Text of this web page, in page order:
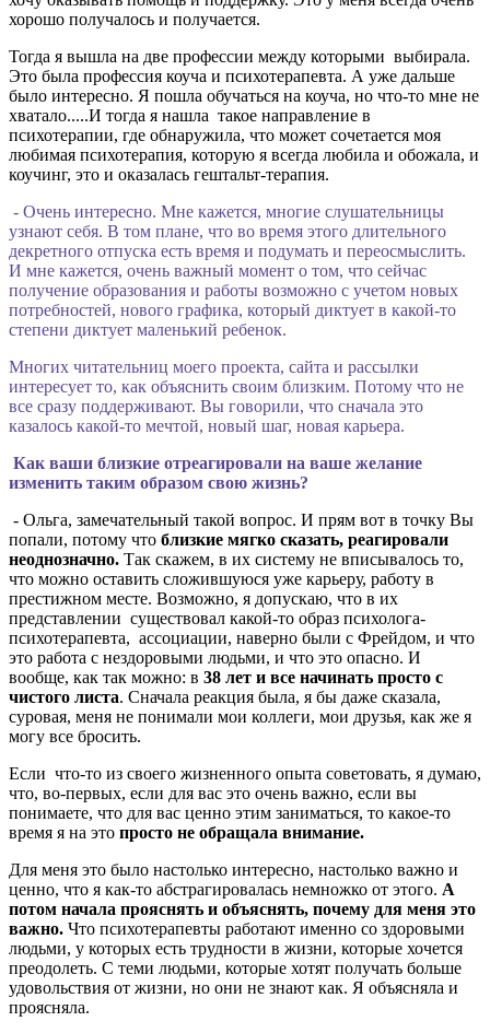
хорошо получалось и получается.
Тогда я вышла на две профессии между которыми выбирала.
Это была профессия коуча и психотерапевта. А уже дальше
было интересно. Я пошла обучаться на коуча, но что-то мне не
хватало.....И тогда я нашла такое направление в
психотерапии, где обнаружила, что может сочетается моя
любимая психотерапия, которую я всегда любила и обожала, и
коучинг, это и оказалась гештальт-терапия.
- Очень интересно. Мне кажется, многие слушательницы
узнают себя. В том плане, что во время этого длительного
декретного отпуска есть время и подумать и переосмыслить.
И мне кажется, очень важный момент о том, что сейчас
получение образования и работы возможно с учетом новых
потребностей, нового графика, который диктует в какой-то
степени диктует маленький ребенок.
Многих читательниц моего проекта, сайта и рассылки
интересует то, как объяснить своим близким. Потому что не
все сразу поддерживают. Вы говорили, что сначала это
казалось какой-то мечтой, новый шаг, новая карьера.
Как ваши близкие отреагировали на ваше желание
изменить таким образом свою жизнь?
- Ольга, замечательный такой вопрос. И прям вот в точку Вы
попали, потому что близкие мягко сказать, реагировали
неоднозначно. Так скажем, в их систему не вписывалось то,
что можно оставить сложившуюся уже карьеру, работу в
престижном месте. Возможно, я допускаю, что в их
представлении существовал какой-то образ психолога-
психотерапевта, ассоциации, наверно были с Фрейдом, и что
это работа с нездоровыми людьми, и что это опасно. И
вообще, как так можно: в 38 лет и все начинать просто с
чистого листа. Сначала реакция была, я бы даже сказала,
суровая, меня не понимали мои коллеги, мои друзья, как же я
могу все бросить.
Если что-то из своего жизненного опыта советовать, я думаю,
что, во-первых, если для вас это очень важно, если вы
понимаете, что для вас ценно этим заниматься, то какое-то
время я на это просто не обращала внимание.
Для меня это было настолько интересно, настолько важно и
ценно, что я как-то абстрагировалась немножко от этого. А
потом начала прояснять и объяснять, почему для меня это
важно. Что психотерапевты работают именно со здоровыми
людьми, у которых есть трудности в жизни, которые хочется
преодолеть. С теми людьми, которые хотят получать больше
удовольствия от жизни, но они не знают как. Я объясняла и
проясняла.